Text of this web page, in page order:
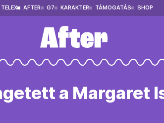
TELEX AFTER G7 KARAKTER TÁMOGATÁS SHOP
a Margaret